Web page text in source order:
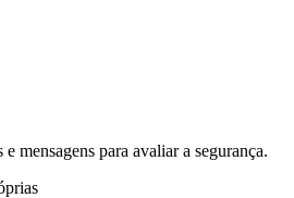
mensagens para avaliar a segurança.